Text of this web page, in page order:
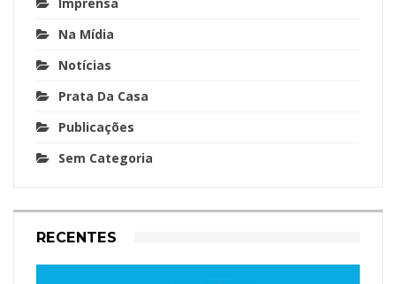
Na Mídia
Notícias
Prata Da Casa
Publicações
Sem Categoria
RECENTES